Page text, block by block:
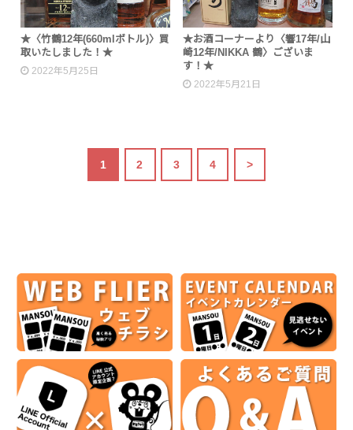
★〈竹鶴12年(660mlボトル)〉買
取いたしました！★
2022年5月25日
★お酒コーナーより〈響17年/山
崎12年/NIKKA 鶴〉ございま
す！★
2022年5月21日
1 2 3 4 >